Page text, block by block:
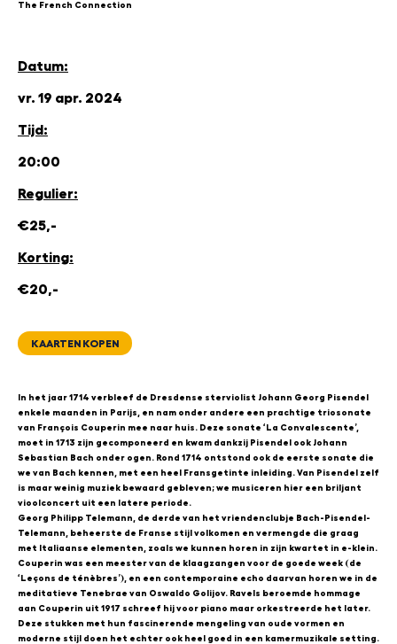
The French Connection
Datum:
vr. 19 apr. 2024
Tijd:
20:00
Regulier:
€25,-
Korting:
€20,-
KAARTEN KOPEN
In het jaar 1714 verbleef de Dresdense sterviolist Johann Georg Pisendel
enkele maanden in Parijs, en nam onder andere een prachtige triosonate
van François Couperin mee naar huis. Deze sonate ‘La Convalescente’,
moet in 1713 zijn gecomponeerd en kwam dankzij Pisendel ook Johann
Sebastian Bach onder ogen. Rond 1714 ontstond ook de eerste sonate die
we van Bach kennen, met een heel Fransgetinte inleiding. Van Pisendel zelf
is maar weinig muziek bewaard gebleven; we musiceren hier een briljant
vioolconcert uit een latere periode.
Georg Philipp Telemann, de derde van het vriendenclubje Bach-Pisendel-
Telemann, beheerste de Franse stijl volkomen en vermengde die graag
met Italiaanse elementen, zoals we kunnen horen in zijn kwartet in e-klein.
Couperin was een meester van de klaagzangen voor de goede week (de
‘Leçons de ténèbres’), en een contemporaine echo daarvan horen we in de
meditatieve Tenebrae van Oswaldo Golijov. Ravels beroemde hommage
aan Couperin uit 1917 schreef hij voor piano maar orkestreerde het later.
Deze stukken met hun fascinerende mengeling van oude vormen en
moderne stijl doen het echter ook heel goed in een kamermuzikale setting.